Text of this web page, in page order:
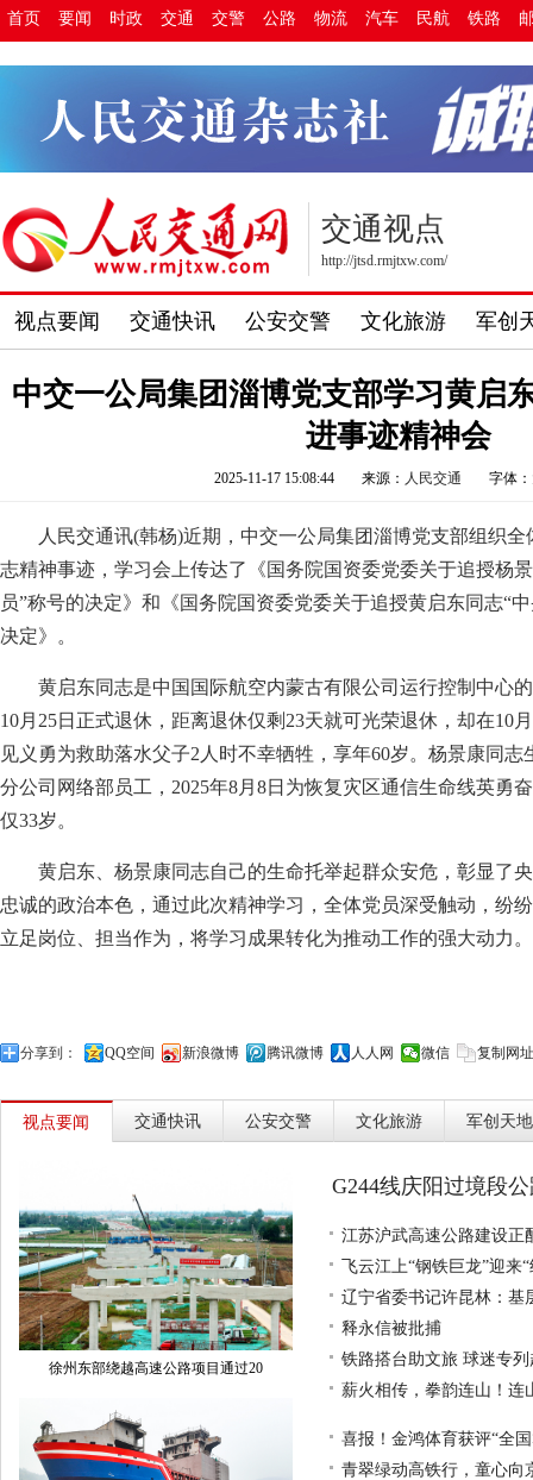
首页 要闻 时政 交通 交警 公路 物流 汽车 民航 铁路
交通视点
http://jtsd.rmjtxw.com/
视点要闻 交通快讯 公安交警 文化旅游 军创
中交一公局集团淄博党支部学习黄启
进事迹精神会
2025-11-17 15:08:44 来源： 人民交通 字体：
人民交通讯(韩杨)近期，中交一公局集团淄博党支部组织
志精神事迹，学习会上传达了《国务院国资委党委关于追授杨
员”称号的决定》和《国务院国资委党委关于追授黄启东同志“
决定》。
黄启东同志是中国国际航空内蒙古有限公司运行控制中心
10月25日正式退休，距离退休仅剩23天就可光荣退休，却在10
见义勇为救助落水父子2人时不幸牺牲，享年60岁。杨景康同
分公司网络部员工，2025年8月8日为恢复灾区通信生命线英勇
仅33岁。
黄启东、杨景康同志自己的生命托举起群众安危，彰显了
忠诚的政治本色，通过此次精神学习，全体党员深受触动，纷
立足岗位、担当作为，将学习成果转化为推动工作的强大动力
分享到： QQ空间 新浪微博 腾讯微博 人人网 微信 复制网址
视点要闻 交通快讯 公安交警 文化旅游 军创天地
徐州东部绕越高速公路项目通过20
G244线庆阳过境段
江苏沪武高速公路建设正
飞云江上“钢铁巨龙”迎来
辽宁省委书记许昆林：基
释永信被批捕
铁路搭台助文旅 球迷专
薪火相传，拳韵连山！连
喜报！金鸿体育获评“全
青翠绿动高铁行，童心向